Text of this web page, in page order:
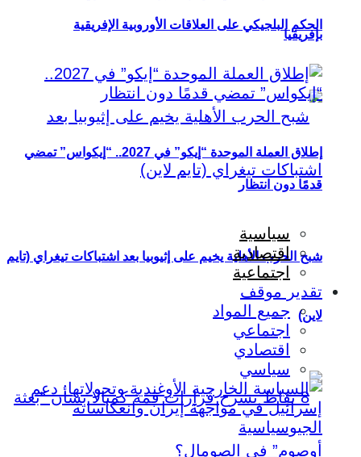
بإفريقيا
شبح الحرب الأهلية يخيم على إثيوبيا بعد اشتباكات تيغراي (تايم
لاين)
الحكم البلجيكي على العلاقات الأوروبية الإفريقية
إطلاق العملة الموحدة “إيكو” في 2027.. “إيكواس” تمضي
قدمًا دون انتظار
سياسية
اقتصادية
اجتماعية
تقدير موقف
جميع المواد
اجتماعي
اقتصادي
سياسي